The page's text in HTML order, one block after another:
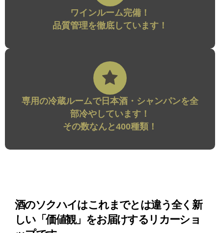
ワインルーム完備！
品質管理を徹底しています！
専用の冷蔵ルームで日本酒・シャンパンを全
部冷やしています！
その数なんと400種類！
酒のソクハイはこれまでとは違う全く新
しい「価値観」をお届けするリカーショ